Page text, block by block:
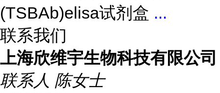
(TSBAb)elisa试剂盒 ...
联系我们
上海欣维宇生物科技有限公司
联系人 陈女士